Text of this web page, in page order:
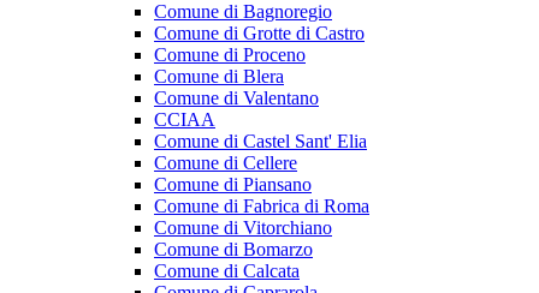
Comune di Bagnoregio
Comune di Grotte di Castro
Comune di Proceno
Comune di Blera
Comune di Valentano
CCIAA
Comune di Castel Sant' Elia
Comune di Cellere
Comune di Piansano
Comune di Fabrica di Roma
Comune di Vitorchiano
Comune di Bomarzo
Comune di Calcata